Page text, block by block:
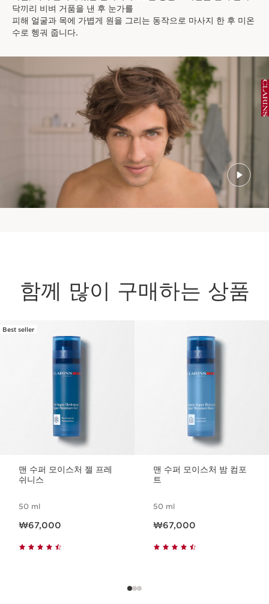
닥끼리 비벼 거품을 낸 후 눈가를
피해 얼굴과 목에 가볍게 원을 그리는 동작으로 마사지 한 후 미온
수로 헹궈 줍니다.
함께 많이 구매하는 상품
컨텐츠로 이동하기
Best seller
맨 수퍼 모이스처 젤 프레
쉬니스
50 ml
₩67,000
맨 수퍼 모이스처 밤 컴포
트
50 ml
₩67,000